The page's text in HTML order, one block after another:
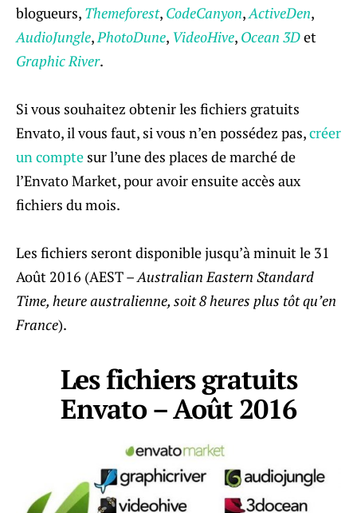
blogueurs, Themeforest, CodeCanyon,ActiveDen,
AudioJungle,PhotoDune, VideoHive, Ocean 3Det
Graphic River.
Si vous souhaitez obtenir les fichiers gratuits
Envato, il vous faut, si vous n’en possédez pas,créer
un compte sur l’une des places de marché de
l’Envato Market, pour avoir ensuite accès aux
fichiers du mois.
Les fichiers seront disponible jusqu’à minuit le 31
Août 2016 (AEST –Australian Eastern Standard
Time, heure australienne, soit 8 heures plus tôt qu’en
France).
Les fichiers gratuits
Envato – Août 2016